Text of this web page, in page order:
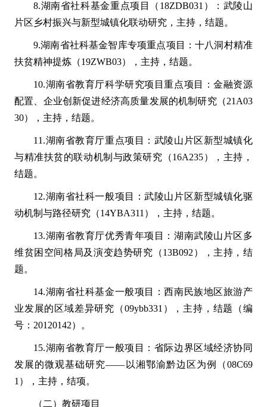
8.湖南省社科基金重点项目（18ZDB031）：武陵山
片区乡村振兴与新型城镇化联动研究，主持，结题。
9.湖南省社科基金智库专项重点项目：十八洞村精准
扶贫精神提炼（19ZWB03），主持，结题。
10.湖南省教育厅科学研究项目重点项目：金融资源
配置、企业创新促进经济高质量发展的机制研究（21A03
30），主持，结题。
11.湖南省教育厅重点项目：武陵山片区新型城镇化
与精准扶贫的联动机制与政策研究（16A235），主持，
结题。
12.湖南省社科一般项目：武陵山片区新型城镇化驱
动机制与路径研究（14YBA311），主持，结题。
13.湖南省教育厅优秀青年项目：湖南武陵山片区多
维贫困空间格局及演变趋势研究（13B092），主持，结
题。
14.湖南省社科基金一般项目：西南民族地区旅游产
业发展的区域差异研究（09ybb331），主持，结题（编
号：20120142）。
15.湖南省教育厅一般项目：省际边界区域经济协同
发展的微观基础研究——以湘鄂渝黔边区为例（08C69
1），主持，结项。
（二）教研项目